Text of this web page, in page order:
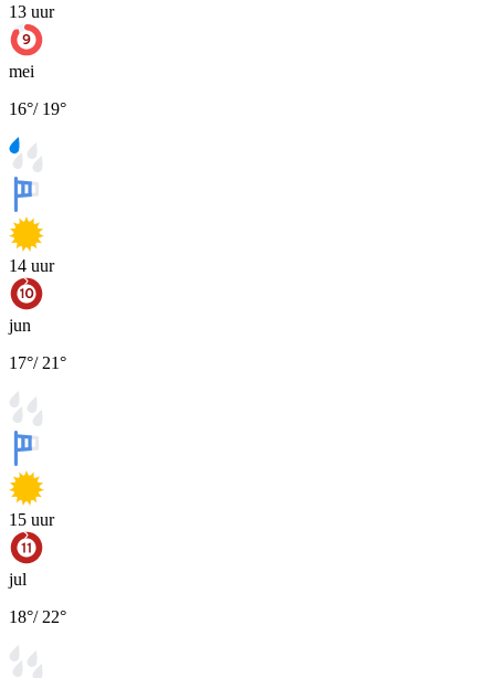
13 uur
mei
16°/ 19°
14 uur
jun
17°/ 21°
15 uur
jul
18°/ 22°